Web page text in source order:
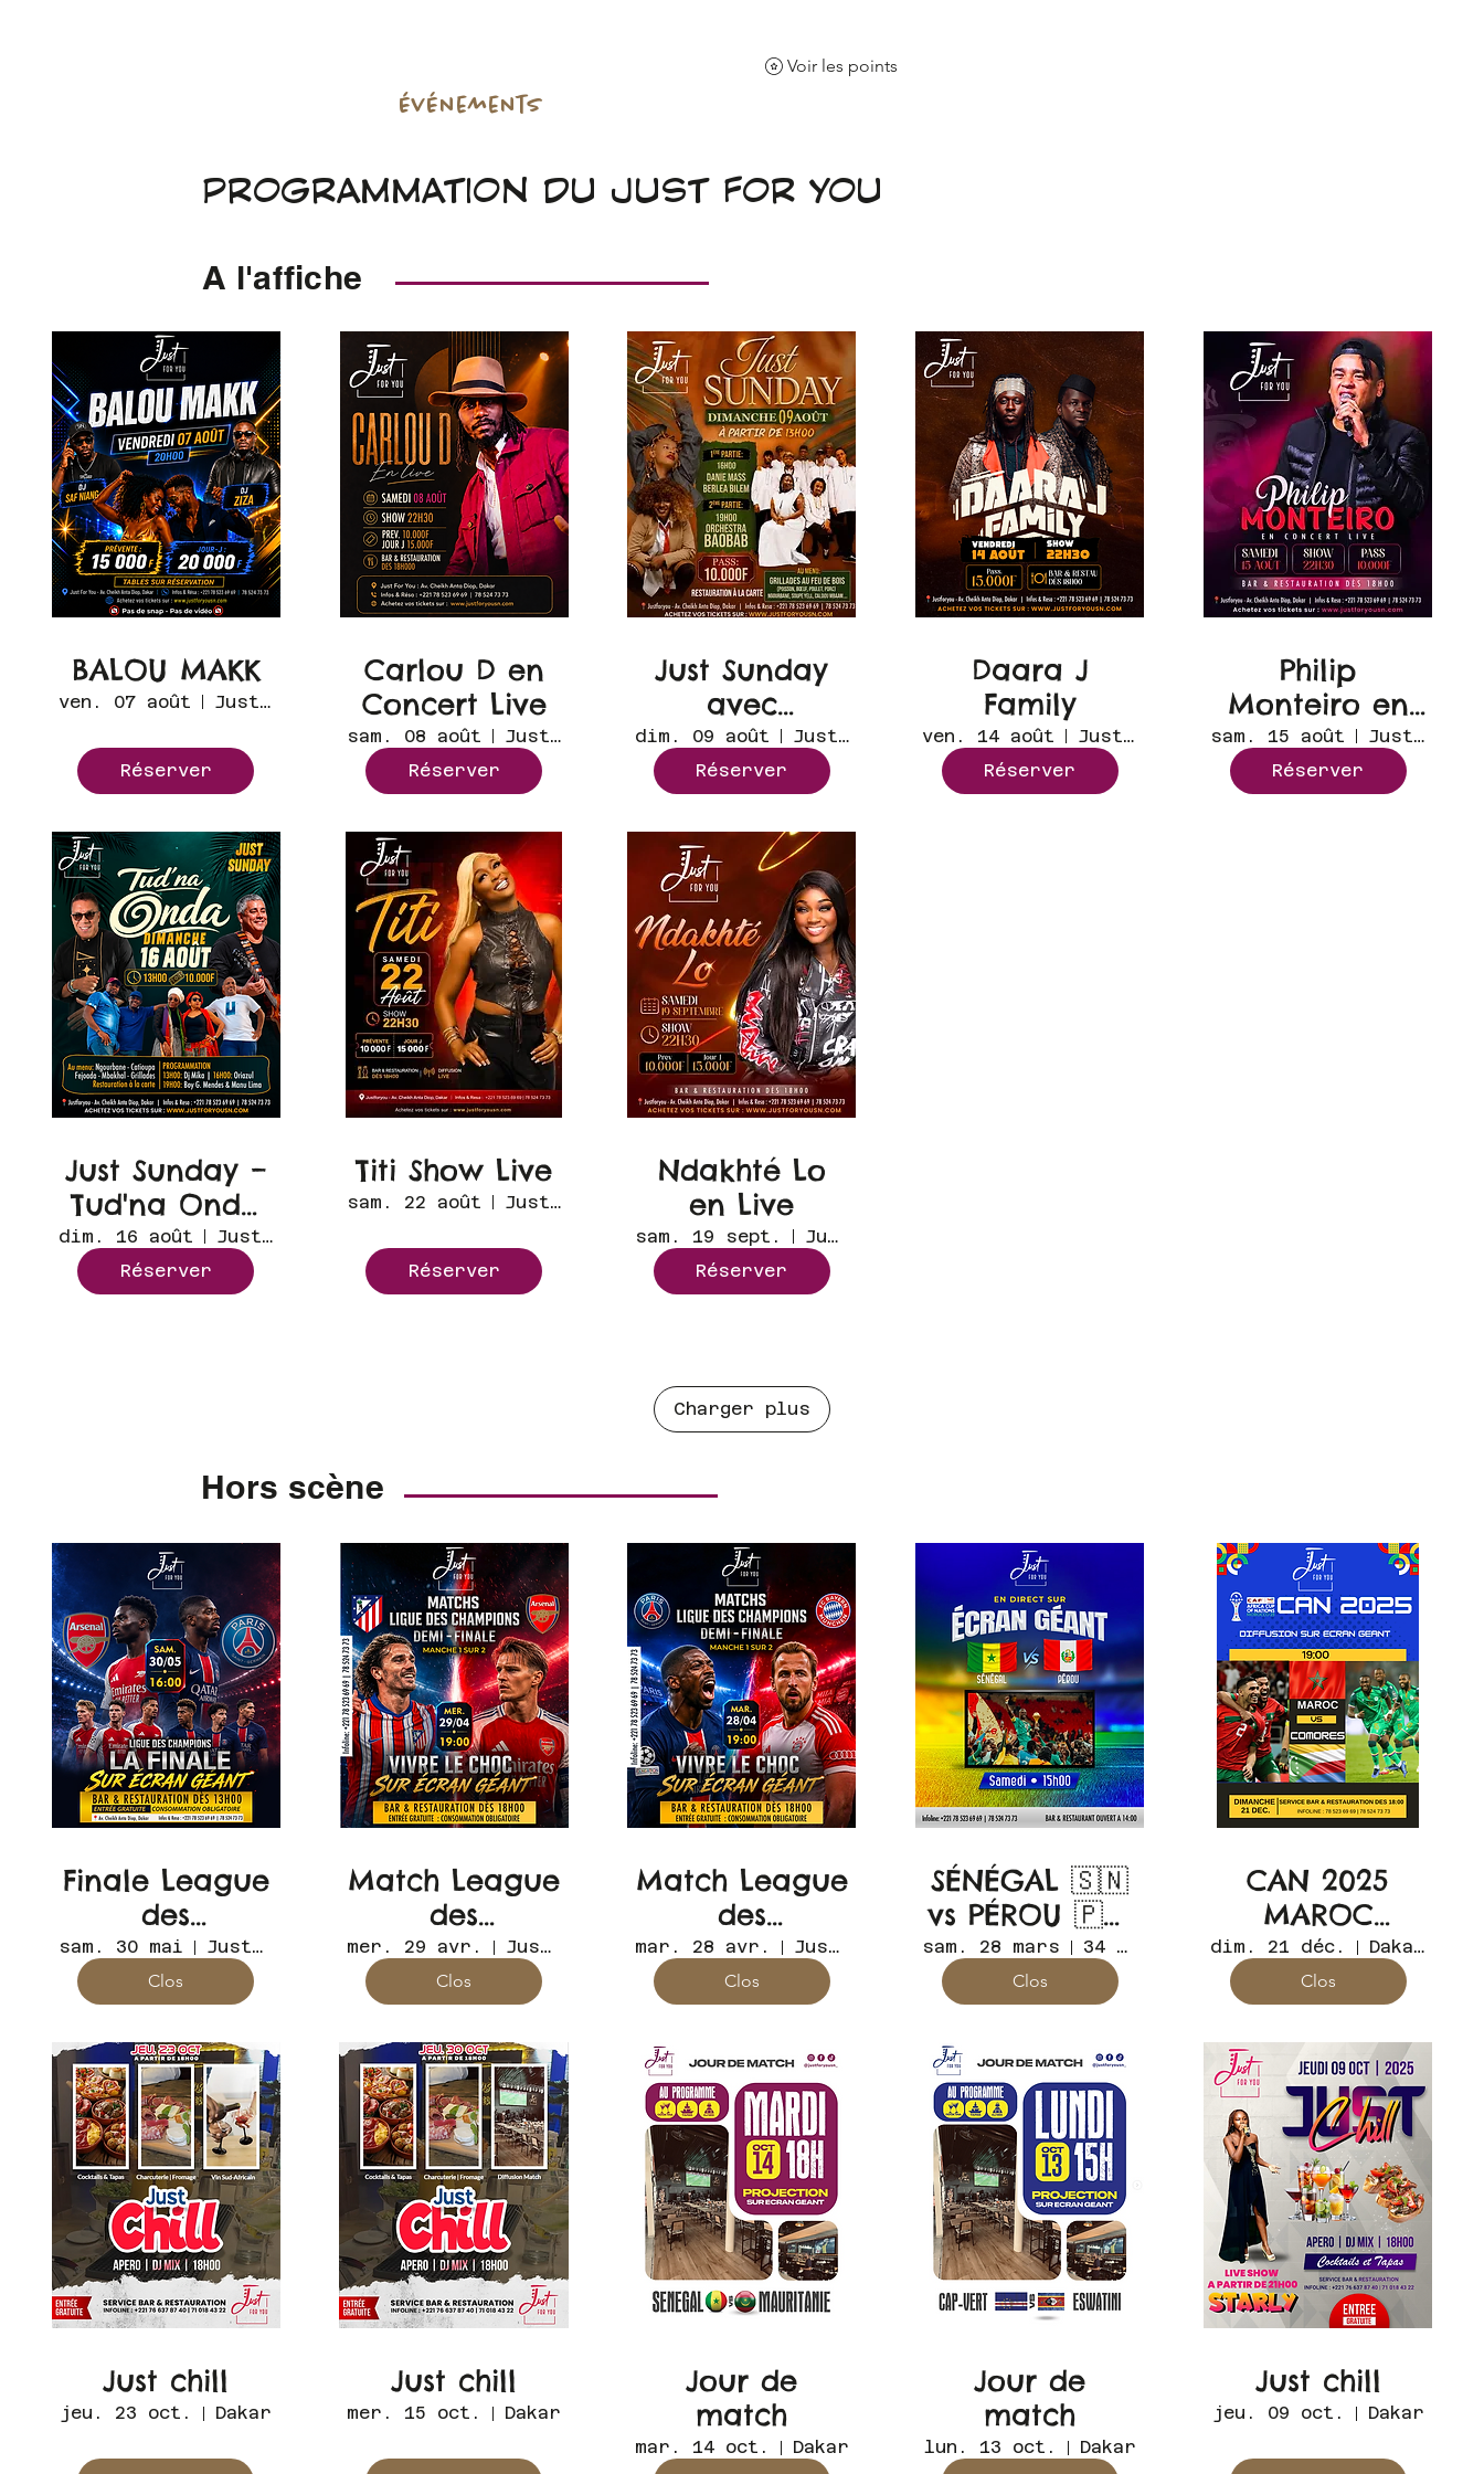
Événements
Voir les points
PROGRAMMATION DU JUST FOR YOU
A l'affiche
BALOU MAKK
ven. 07 août Just for you
Réserver
Carlou D en
Concert Live
sam. 08 août
Just for you
Réserver
Just Sunday
avec
Orchestra
Baobab en
live
dim. 09 août
Just for you
Réserver
Daara J
Family
ven. 14 août
Just for you
Réserver
Philip
Monteiro en
concert live
sam. 15 août
Just for you
Réserver
Just Sunday –
Tud'na Onda
🇨🇻
dim. 16 août
Just for you
Réserver
Titi Show Live
sam. 22 août Just for you
Réserver
Ndakhté Lo
en Live
sam. 19 sept.
Just for you
Réserver
Charger plus
Hors scène
Finale League
des
Champions
sam. 30 mai
Just for you
Clos
Match League
des
Champions
mer. 29 avr.
Just for you
Clos
Match League
des
Champions
mar. 28 avr.
Just for you
Clos
SÉNÉGAL 🇸🇳
vs PÉROU 🇵🇪
EN DIRECT
sam. 28 mars
34 Av. Cheikh Anta Diop
Clos
CAN 2025
MAROC
COMORES
dim. 21 déc.
Dakar
Clos
Just chill
jeu. 23 oct. Dakar
Just chill
mer. 15 oct. Dakar
Jour de
match
mar. 14 oct.
Dakar
Jour de
match
lun. 13 oct.
Dakar
Just chill
jeu. 09 oct. Dakar